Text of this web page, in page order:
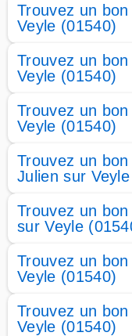
Trouvez un
Veyle (01540)
Trouvez un
Veyle (01540)
Trouvez un
Veyle (01540)
Trouvez un
Julien sur
Trouvez un
sur Veyle
Trouvez un
Veyle (01540)
Trouvez un
Veyle (01540)